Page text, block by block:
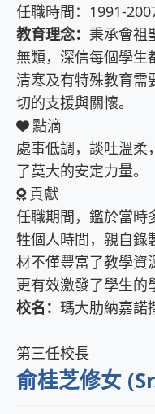
任職時間：1991-
教育理念： 秉承會祖
無類，深信每個學生
清寒及有特殊教育需
切的支援與關懷。
點滴
處事低調，談吐溫柔
了莫大的安定力量。
貢獻
任職期間，鑑於當時
牲個人時間，親自錄
材不僅豐富了教學資
更有效激發了學生的
校名： 瑪大肋納嘉諾
第三任校長
俞桂芝修女